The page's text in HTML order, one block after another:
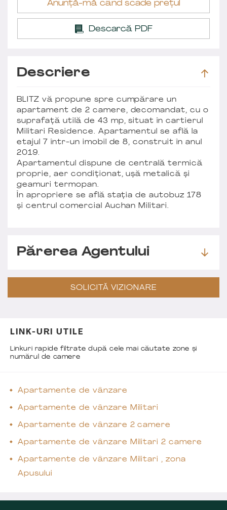
Anunță-mă când scade prețul
Descarcă PDF
Descriere
BLITZ vă propune spre cumpărare un
apartament de 2 camere, decomandat, cu o
suprafață utilă de 43 mp, situat în cartierul
Militari Residence. Apartamentul se află la
etajul 7 într-un imobil de 8, construit în anul
2019.
Apartamentul dispune de centrală termică
proprie, aer condiționat, ușă metalică și
geamuri termopan.
În apropriere se află stația de autobuz 178
și centrul comercial Auchan Militari.
Părerea Agentului
SOLICITĂ VIZIONARE
LINK-URI UTILE
Linkuri rapide filtrate după cele mai căutate zone și
numărul de camere
Apartamente de vânzare
Apartamente de vânzare Militari
Apartamente de vânzare 2 camere
Apartamente de vânzare Militari 2 camere
Apartamente de vânzare Militari , zona
Apusului